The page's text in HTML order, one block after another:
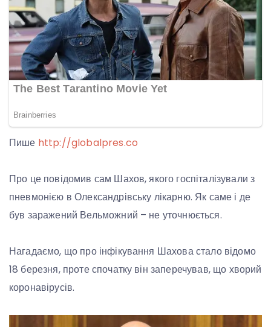
Пише http://globalpres.co
Про це повідомив сам Шахов, якого госпіталізували з
пневмонією в Олександрівську лікарню. Як саме і де
був заражений Вельможний – не уточнюється.
Нагадаємо, що про інфікування Шахова стало відомо
18 березня, проте спочатку він заперечував, що хворий
коронавірусів.